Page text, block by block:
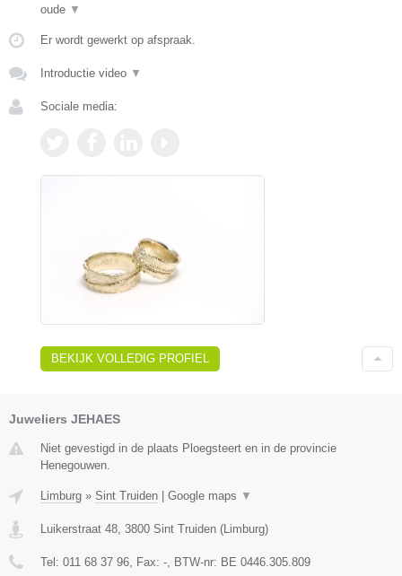
oude ▼
Er wordt gewerkt op afspraak.
Introductie video ▼
Sociale media:
BEKIJK VOLLEDIG PROFIEL
Juweliers JEHAES
Niet gevestigd in de plaats Ploegsteert en in de provincie
Henegouwen.
Limburg » Sint Truiden | Google maps ▼
Luikerstraat 48 3800 Sint Truiden (Limburg)
Tel: 011 68 37 96 , Fax: - , BTW-nr: BE 0446.305.809